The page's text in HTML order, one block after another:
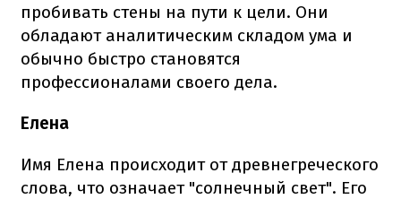
пробивать стены на пути к цели. Они
обладают аналитическим складом ума и
обычно быстро становятся
профессионалами своего дела.
Елена
Имя Елена происходит от древнегреческого
слова, что означает "солнечный свет". Его